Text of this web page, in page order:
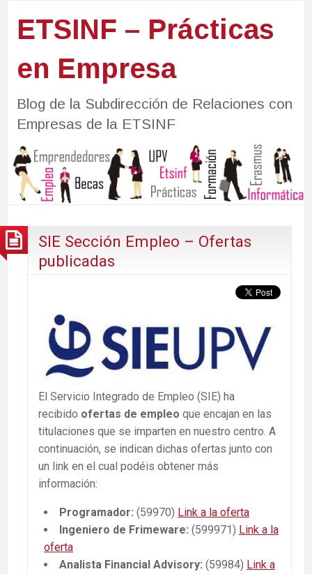
ETSINF – Prácticas
en Empresa
Blog de la Subdirección de Relaciones con
Empresas de la ETSINF
SIE Sección Empleo – Ofertas
publicadas
El Servicio Integrado de Empleo (SIE) ha
recibido ofertas de empleo que encajan en las
titulaciones que se imparten en nuestro centro. A
continuación, se indican dichas ofertas junto con
un link en el cual podéis obtener más
información:
Programador: (59970) Link a la oferta
Ingeniero de Frimeware: (599971) Link a la
oferta
Analista Financial Advisory: (59984) Link a